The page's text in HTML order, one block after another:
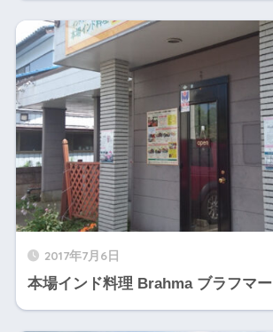
2017年7月6日
本場インド料理 Brahma ブラフマー